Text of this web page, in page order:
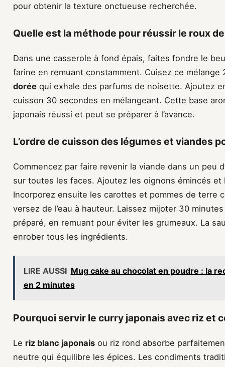
pour obtenir la texture onctueuse recherchée.
Quelle est la méthode pour réussir le roux
Dans une casserole à fond épais, faites fondre le
farine en remuant constamment. Cuisez ce mélange
dorée qui exhale des parfums de noisette. Ajoutez
cuisson 30 secondes en mélangeant. Cette base
japonais réussi et peut se préparer à l’avance.
L’ordre de cuisson des légumes et viandes
Commencez par faire revenir la viande dans un peu
sur toutes les faces. Ajoutez les oignons émincés
Incorporez ensuite les carottes et pommes de terre
versez de l’eau à hauteur. Laissez mijoter 30
préparé, en remuant pour éviter les grumeaux. La
enrober tous les ingrédients.
LIRE AUSSI Mug cake au chocolat en poudre : la
en 2 minutes
Pourquoi servir le curry japonais avec riz et
Le riz blanc japonais ou riz rond absorbe
neutre qui équilibre les épices. Les condiments